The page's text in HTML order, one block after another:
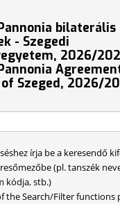
Pannonia bilaterális
- Szegedi
2026/
Szeged, 2026/
írja be a keresendő
(pl. tanszék
kódja, stb.)
the Search/Filter functions